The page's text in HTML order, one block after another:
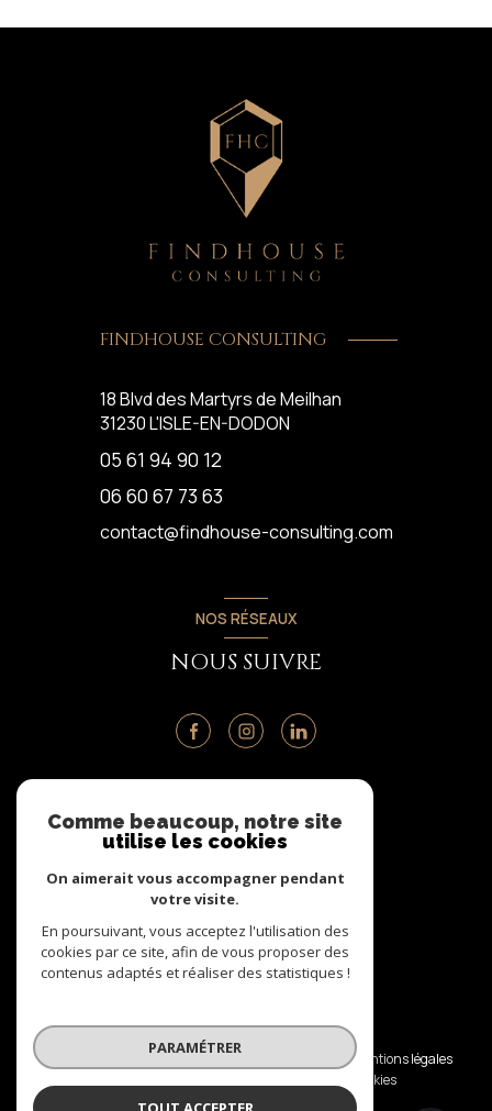
FINDHOUSE CONSULTING
18 Blvd des Martyrs de Meilhan
31230L'ISLE-EN-DODON
05 61 94 90 12
06 60 67 73 63
contact@findhouse-consulting.com
NOS RÉSEAUX
NOUS SUIVRE
ADHÉRENTS
NOUS ADHÉRONS
© 2026 | Tous droits réservés
Nos honoraires
Nos partenaires
Mentions légales
Cookies
Comme beaucoup, notre site
utilise les cookies
On aimerait vous accompagner pendant
votre visite.
En poursuivant, vous acceptez l'utilisation des
cookies par ce site, afin de vous proposer des
contenus adaptés et réaliser des statistiques !
PARAMÉTRER